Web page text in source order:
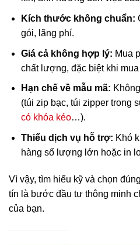
Kích thước không chuẩn:
gói, lãng phí.
Giá cả không hợp lý: Mua
chất lượng, đặc biệt khi
Hạn chế về mẫu mã:
(túi zip bạc, túi zipper trong
có khóa kéo…).
Thiếu dịch vụ hỗ trợ: Khó
hàng số lượng lớn hoặc in
Vì vậy, tìm hiểu kỹ và chọn
tín là bước đầu tư thông minh
của bạn.